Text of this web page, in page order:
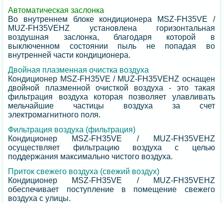
Автоматическая заслонка
Во внутреннем блоке кондиционера MSZ-FH35VE /
MUZ-FH35VEHZ установлена горизонтальная
воздушная заслонка, благодаря которой в
выключенном состоянии пыль не попадая во
внутренней части кондиционера.
Двойная плазменная очистка воздуха
Кондиционер MSZ-FH35VE / MUZ-FH35VEHZ оснащен
двойной плазменной очисткой воздуха - это такая
фильтрация воздуха которая позволяет улавливать
мельчайшие частицы воздуха за счет
электромагнитного поля.
Фильтрация воздуха (фильтрация)
Кондиционер MSZ-FH35VE / MUZ-FH35VEHZ
осуществляет фильтрацию воздуха с целью
поддержания максимально чистого воздуха.
Приток свежего воздуха (свежий воздух)
Кондиционер MSZ-FH35VE / MUZ-FH35VEHZ
обеспечивает поступление в помещение свежего
воздуха с улицы.